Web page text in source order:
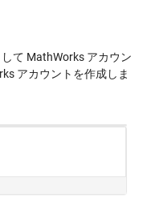
て MathWorks アカウン
アカウントを作成しま